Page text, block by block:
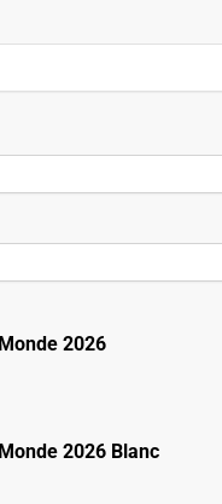
2026
2026 Blanc